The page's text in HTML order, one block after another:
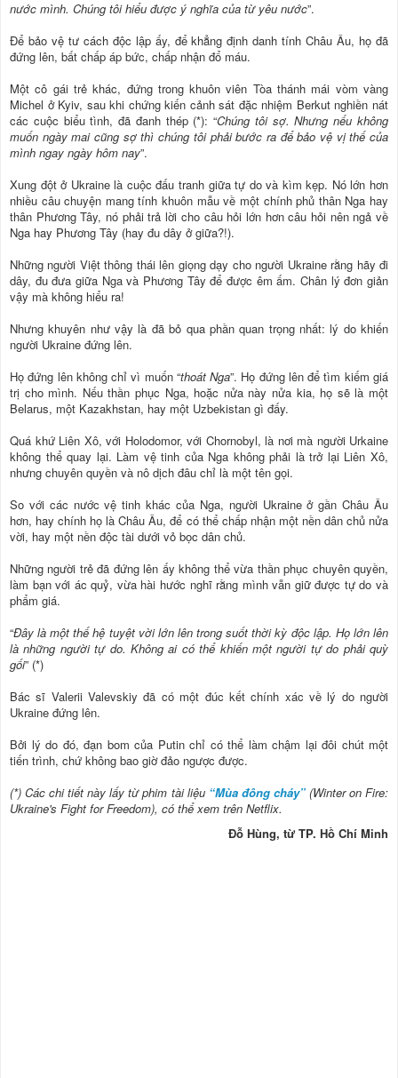
nước mình. Chúng tôi hiểu được ý nghĩa của từ yêu nước”.
Để bảo vệ tư cách độc lập ấy, để khẳng định danh tính Châu Âu, họ đã
đứng lên, bất chấp áp bức, chấp nhận đổ máu.
Một cô gái trẻ khác, đứng trong khuôn viên Tòa thánh mái vòm vàng
Michel ở Kyiv, sau khi chứng kiến cảnh sát đặc nhiệm Berkut nghiền nát
các cuộc biểu tình, đã đanh thép (*): “Chúng tôi sợ. Nhưng nếu không
muốn ngày mai cũng sợ thì chúng tôi phải bước ra để bảo vệ vị thế của
mình ngay ngày hôm nay”.
Xung đột ở Ukraine là cuộc đấu tranh giữa tự do và kìm kẹp. Nó lớn hơn
nhiều câu chuyện mang tính khuôn mẫu về một chính phủ thân Nga hay
thân Phương Tây, nó phải trả lời cho câu hỏi lớn hơn câu hỏi nên ngả về
Nga hay Phương Tây (hay đu dây ở giữa?!).
Những người Việt thông thái lên giọng dạy cho người Ukraine rằng hãy đi
dây, đu đưa giữa Nga và Phương Tây để được êm ấm. Chân lý đơn giản
vậy mà không hiểu ra!
Nhưng khuyên như vậy là đã bỏ qua phần quan trọng nhất: lý do khiến
người Ukraine đứng lên.
Họ đứng lên không chỉ vì muốn “thoát Nga”. Họ đứng lên để tìm kiếm giá
trị cho mình. Nếu thần phục Nga, hoặc nửa này nửa kia, họ sẽ là một
Belarus, một Kazakhstan, hay một Uzbekistan gì đấy.
Quá khứ Liên Xô, với Holodomor, với Chornobyl, là nơi mà người Urkaine
không thể quay lại. Làm vệ tinh của Nga không phải là trở lại Liên Xô,
nhưng chuyên quyền và nô dịch đâu chỉ là một tên gọi.
So với các nước vệ tinh khác của Nga, người Ukraine ở gần Châu Âu
hơn, hay chính họ là Châu Âu, để có thể chấp nhận một nền dân chủ nửa
vời, hay một nền độc tài dưới vỏ bọc dân chủ.
Những người trẻ đã đứng lên ấy không thể vừa thần phục chuyên quyền,
làm bạn với ác quỷ, vừa hài hước nghĩ rằng mình vẫn giữ được tự do và
phẩm giá.
“Đây là một thế hệ tuyệt vời lớn lên trong suốt thời kỳ độc lập. Họ lớn lên
là những người tự do. Không ai có thể khiến một người tự do phải quỳ
gối” (*)
Bác sĩ Valerii Valevskiy đã có một đúc kết chính xác về lý do người
Ukraine đứng lên.
Bởi lý do đó, đạn bom của Putin chỉ có thể làm chậm lại đôi chút một
tiến trình, chứ không bao giờ đảo ngược được.
(*) Các chi tiết này lấy từ phim tài liệu “Mùa đông cháy”(Winter on Fire:
Ukraine's Fight for Freedom), có thể xem trên Netflix.
Đỗ Hùng, từ TP. Hồ Chí Minh